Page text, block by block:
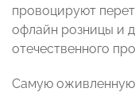
провоцируют
офлайн розницы и
отечественного
Самую оживленную